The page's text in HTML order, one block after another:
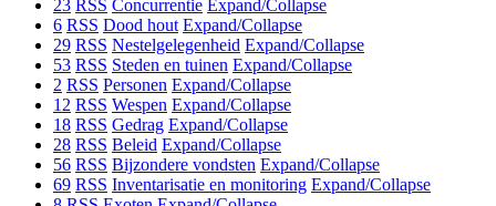
23 RSS Concurrentie Expand/Collapse
6 RSS Dood hout Expand/Collapse
29 RSS Nestelgelegenheid Expand/Collapse
53 RSS Steden en tuinen Expand/Collapse
2 RSS Personen Expand/Collapse
12 RSS Wespen Expand/Collapse
18 RSS Gedrag Expand/Collapse
28 RSS Beleid Expand/Collapse
56 RSS Bijzondere vondsten Expand/Collapse
69 RSS Inventarisatie en monitoring Expand/Collapse